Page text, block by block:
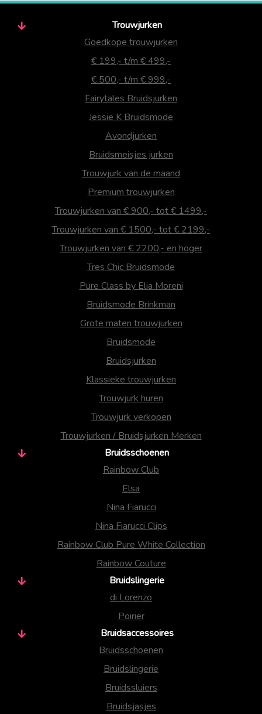
Trouwjurken
Goedkope trouwjurken
€ 199,- t/m € 499,-
€ 500,- t/m € 999,-
Fairytales Bruidsjurken
Jessie K Bruidsmode
Avondjurken
Bruidsmeisjes jurken
Trouwjurk van de maand
Premium trouwjurken
Trouwjurken van € 900,- tot € 1499,-
Trouwjurken van € 1500,- tot € 2199,-
Trouwjurken van € 2200,- en hoger
Tres Chic Bruidsmode
Pure Class by Elia Moreni
Bruidsmode Brinkman
Grote maten trouwjurken
Bruidsmode
Bruidsjurken
Klassieke trouwjurken
Trouwjurk huren
Trouwjurk verkopen
Trouwjurken / Bruidsjurken Merken
Bruidsschoenen
Rainbow Club
Elsa
Nina Fiarucci
Nina Fiarucci Clips
Rainbow Club Pure White Collection
Rainbow Couture
Bruidslingerie
di Lorenzo
Poirier
Bruidsaccessoires
Bruidsschoenen
Bruidslingerie
Bruidssluiers
Bruidsjasjes